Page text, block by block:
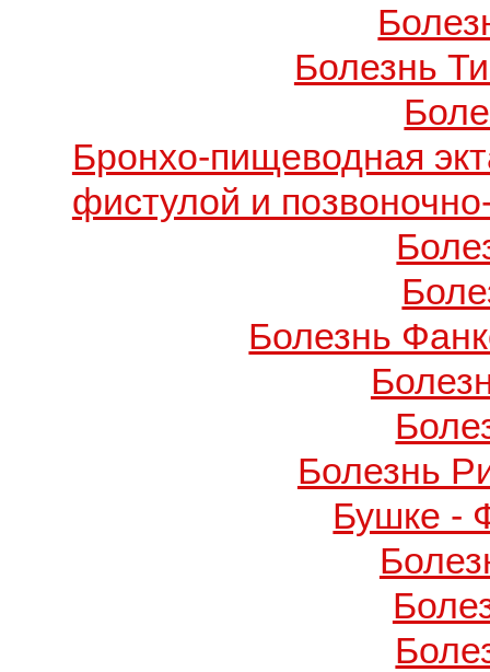
Болезнь
Бронхо-пищеводная
фистулой и
Болезнь
Болезнь
Бушке -